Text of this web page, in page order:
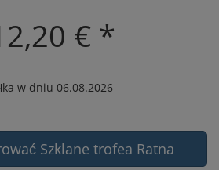
€ *
w dniu 06.08.2026
Szklane trofea Ratna